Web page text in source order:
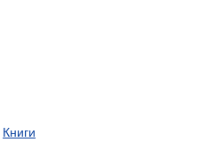
Книги